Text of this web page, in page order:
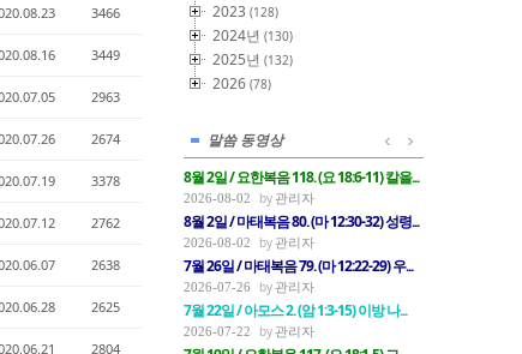
3466
3449
2963
2674
3378
2762
2638
2625
2804
2023 (128)
2024년 (130)
2025년 (132)
2026 (78)
말씀 동영상
8월 2일 / 요한복음 118. (요 18:6-11) 칼을...
2026-08-02 관리자
8월 2일 / 마태복음 80. (마 12:30-32) 성령...
2026-08-02 관리자
7월 26일 / 마태복음 79. (마 12:22-29) 우...
2026-07-26 관리자
7월 22일 / 아모스 2. (암 1:3-15) 이방 나...
2026-07-22 관리자